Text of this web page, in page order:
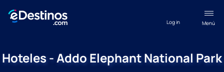
Menú
Log in
Hoteles - Addo Elephant National Park